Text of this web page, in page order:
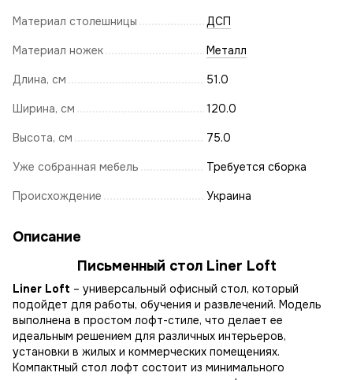
Материал столешницы ДСП
Материал ножек Металл
Длина, см 51.0
Ширина, см 120.0
Высота, см 75.0
Уже собранная мебель Требуется сборка
Происхождение Украина
Описание
Письменный стол Liner Loft
Liner Loft – универсальный офисный стол, который
подойдет для работы, обучения и развлечений. Модель
выполнена в простом лофт-стиле, что делает ее
идеальным решением для различных интерьеров,
установки в жилых и коммерческих помещениях.
Компактный стол лофт состоит из минимального